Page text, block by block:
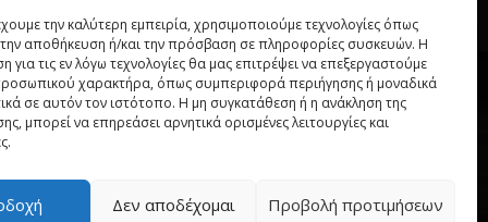
την καλύτερη εμπειρία, χρησιμοποιούμε τεχνολογίες όπως
την αποθήκευση ή/και την πρόσβαση σε πληροφορίες συσκευών. Η
για τις εν λόγω τεχνολογίες θα μας επιτρέψει να επεξεργαστούμε
χαρακτήρα, όπως συμπεριφορά περιήγησης ή μοναδικά
σε αυτόν τον ιστότοπο. Η μη συγκατάθεση ή η ανάκληση της
μπορεί να επηρεάσει αρνητικά ορισμένες λειτουργίες και
Δεν αποδέχομαι Προβολή προτιμήσεων